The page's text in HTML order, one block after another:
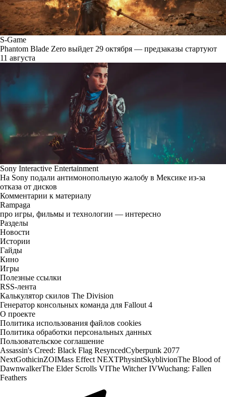
S-Game
Phantom Blade Zero выйдет 29 октября — предзаказы стартуют
11 августа
Sony Interactive Entertainment
На Sony подали антимонопольную жалобу в Мексике из-за
отказа от дисков
Комментарии к материалу
Rampaga
про игры, фильмы и технологии — интересно
Разделы
Новости
Истории
Гайды
Кино
Игры
Полезные ссылки
RSS-лента
Калькулятор скилов The Division
Генератор консольных команда для Fallout 4
О проекте
Политика использования файлов cookies
Политика обработки персональных данных
Пользовательское соглашение
Assassin's Creed: Black Flag ResyncedCyberpunk 2077
NextGothicinZOIMass Effect NEXTPhysintSkyblivionThe Blood of
DawnwalkerThe Elder Scrolls VIThe Witcher IVWuchang: Fallen
Feathers